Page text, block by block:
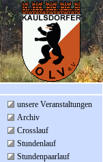
unsere Veranstaltungen
Archiv
Crosslauf
Stundenlauf
Stundenpaarlauf